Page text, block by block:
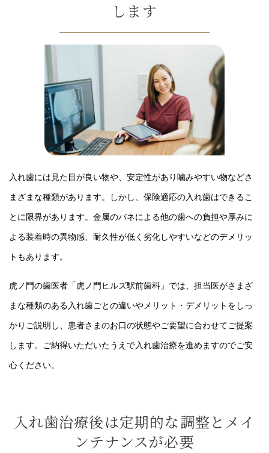
します
入れ歯には見た目が良い物や、安定性があり噛みやすい物などさ
まざまな種類があります。しかし、保険適応の入れ歯はできるこ
とに限界があります。金属のバネによる他の歯への負担や厚みに
よる装着時の異物感、耐久性が低く劣化しやすいなどのデメリッ
トもあります。
虎ノ門の歯医者「虎ノ門ヒルズ駅前歯科」では、担当医がさまざ
まな種類のある入れ歯ごとの違いやメリット・デメリットをしっ
かりご説明し、患者さまのお口の状態やご要望に合わせてご提案
します。ご納得いただいたうえで入れ歯治療を進めますのでご安
心ください。
入れ歯治療後は定期的な調整とメイ
ンテナンスが必要